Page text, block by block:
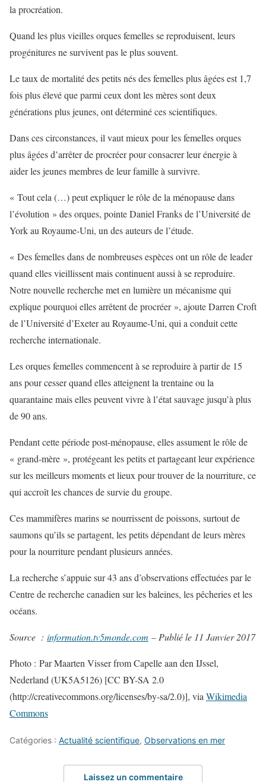
la procréation.
Quand les plus vieilles orques femelles se reproduisent, leurs
progénitures ne survivent pas le plus souvent.
Le taux de mortalité des petits nés des femelles plus âgées est 1,7
fois plus élevé que parmi ceux dont les mères sont deux
générations plus jeunes, ont déterminé ces scientifiques.
Dans ces circonstances, il vaut mieux pour les femelles orques
plus âgées d’arrêter de procréer pour consacrer leur énergie à
aider les jeunes membres de leur famille à survivre.
« Tout cela (…) peut expliquer le rôle de la ménopause dans
l’évolution » des orques, pointe Daniel Franks de l’Université de
York au Royaume-Uni, un des auteurs de l’étude.
« Des femelles dans de nombreuses espèces ont un rôle de leader
quand elles vieillissent mais continuent aussi à se reproduire.
Notre nouvelle recherche met en lumière un mécanisme qui
explique pourquoi elles arrêtent de procréer », ajoute Darren Croft
de l’Université d’Exeter au Royaume-Uni, qui a conduit cette
recherche internationale.
Les orques femelles commencent à se reproduire à partir de 15
ans pour cesser quand elles atteignent la trentaine ou la
quarantaine mais elles peuvent vivre à l’état sauvage jusqu’à plus
de 90 ans.
Pendant cette période post-ménopause, elles assument le rôle de
« grand-mère », protégeant les petits et partageant leur expérience
sur les meilleurs moments et lieux pour trouver de la nourriture, ce
qui accroît les chances de survie du groupe.
Ces mammifères marins se nourrissent de poissons, surtout de
saumons qu’ils se partagent, les petits dépendant de leurs mères
pour la nourriture pendant plusieurs années.
La recherche s’appuie sur 43 ans d’observations effectuées par le
Centre de recherche canadien sur les baleines, les pêcheries et les
océans.
Source : information.tv5monde.com – Publié le 11 Janvier 2017
Photo : Par Maarten Visser from Capelle aan den IJssel,
Nederland (UK5A5126) [CC BY-SA 2.0
(http://creativecommons.org/licenses/by-sa/2.0)], via Wikimedia
Commons
Catégories : Actualité scientifique, Observations en mer
Laissez un commentaire